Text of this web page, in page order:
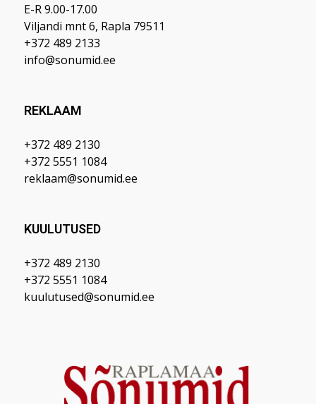
E-R 9.00-17.00
Viljandi mnt 6, Rapla 79511
+372 489 2133
info@sonumid.ee
REKLAAM
+372 489 2130
+372 5551 1084
reklaam@sonumid.ee
KUULUTUSED
+372 489 2130
+372 5551 1084
kuulutused@sonumid.ee